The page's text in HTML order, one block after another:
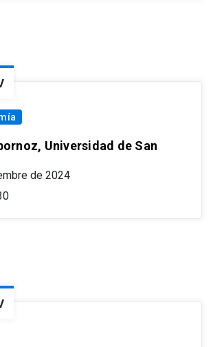
Universidad de San
de 2024